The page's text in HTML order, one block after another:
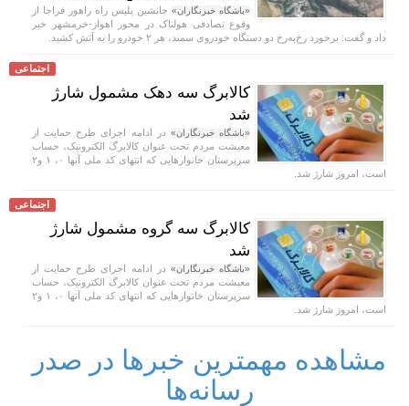
«باشگاه خبرنگاران» جانشین پلیس راه راهور فراجا از
وقوع تصادفی هولناک در محور اهواز-خرمشهر خبر
داد و گفت: برخورد رخ‌به‌رخ دو دستگاه خودروی سمند، هر ۲ خودرو را به آتش کشید.
اجتماعی
کالابرگ سه دهک مشمول شارژ
شد
«باشگاه خبرنگاران» در ادامه اجرای طرح حمایت از
معیشت مردم تحت عنوان کالابرگ الکترونیک، حساب
سرپرستان خانوار‌هایی که انتهای کد ملی آنها ۰، ۱ و۲
است، امروز شارژ شد.
اجتماعی
کالابرگ سه گروه مشمول شارژ
شد
«باشگاه خبرنگاران» در ادامه اجرای طرح حمایت از
معیشت مردم تحت عنوان کالابرگ الکترونیک، حساب
سرپرستان خانوار‌هایی که انتهای کد ملی آنها ۰، ۱ و۲
است، امروز شارژ شد.
مشاهده مهمترین خبرها در صدر
رسانه‌ها